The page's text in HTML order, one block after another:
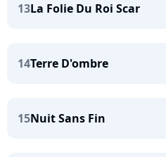
13La Folie Du Roi Scar
14Terre D'ombre
15Nuit Sans Fin